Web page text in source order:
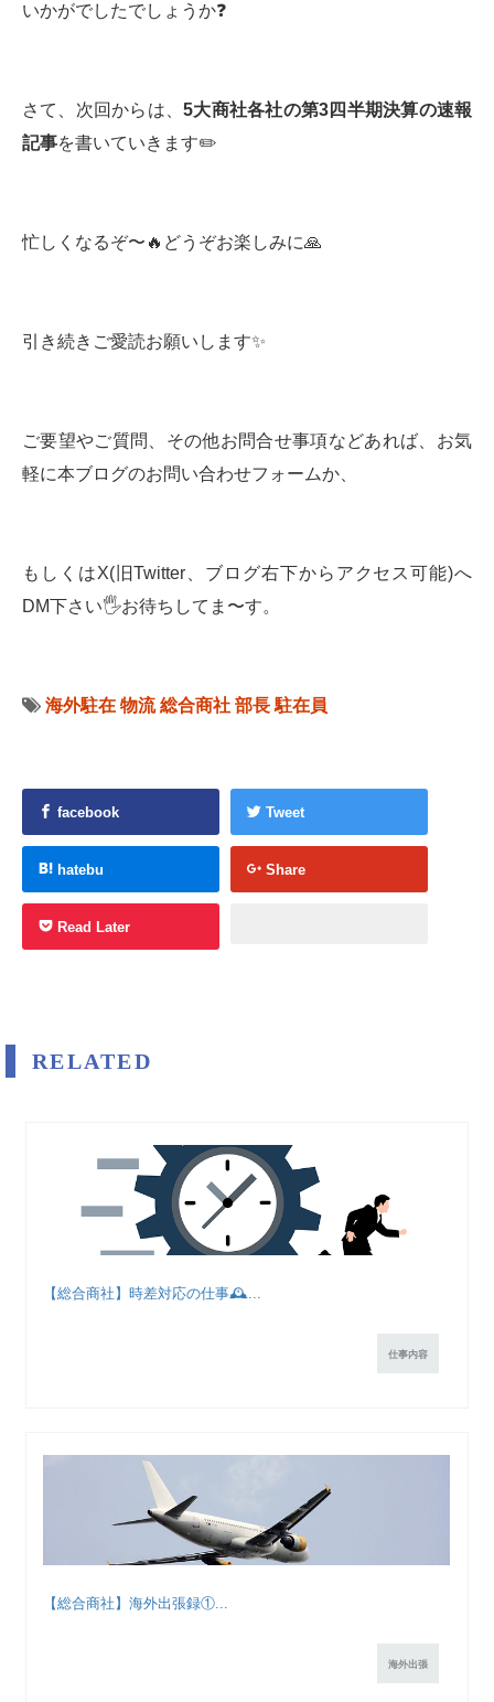
いかがでしたでしょうか❓
さて、次回からは、5大商社各社の第3四半期決算の速報
記事を書いていきます✏️
忙しくなるぞ〜🔥どうぞお楽しみに🙏
引き続きご愛読お願いします✨
ご要望やご質問、その他お問合せ事項などあれば、お気
軽に本ブログのお問い合わせフォームか、
もしくはX(旧Twitter、ブログ右下からアクセス可能)へ
DM下さい🖐お待ちしてま〜す。
海外駐在 物流 総合商社 部長 駐在員
facebook Tweet
hatebu Share
Read Later
RELATED
【総合商社】時差対応の仕事🕰...
仕事内容
【総合商社】海外出張録①...
海外出張